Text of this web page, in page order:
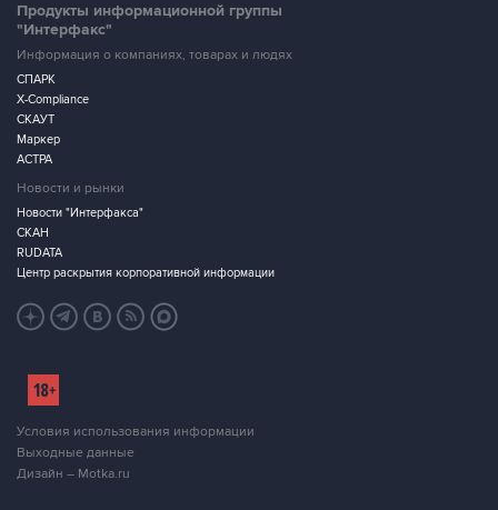
Продукты информационной группы
"Интерфакс"
Информация о компаниях, товарах и людях
СПАРК
X-Compliance
СКАУТ
Маркер
АСТРА
Новости и рынки
Новости "Интерфакса"
СКАН
RUDATA
Центр раскрытия корпоративной информации
Условия использования информации
Выходные данные
Дизайн – Motka.ru